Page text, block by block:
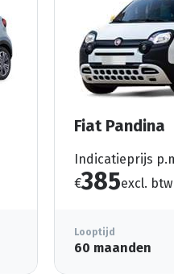
Fiat Pandina
Indicatieprijs
€385excl. btw
Looptijd
60 maanden